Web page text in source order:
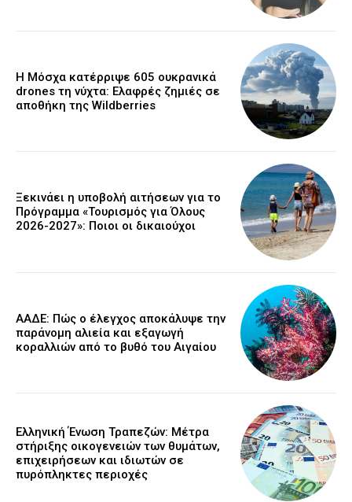
Η Μόσχα κατέρριψε 605 ουκρανικά
drones τη νύχτα: Ελαφρές ζημιές σε
αποθήκη της Wildberries
Ξεκινάει η υποβολή αιτήσεων για το
Πρόγραμμα «Τουρισμός για Όλους
2026-2027»: Ποιοι οι δικαιούχοι
ΑΑΔΕ: Πώς ο έλεγχος αποκάλυψε την
παράνομη αλιεία και εξαγωγή
κοραλλιών από το βυθό του Αιγαίου
Ελληνική Ένωση Τραπεζών: Μέτρα
στήριξης οικογενειών των θυμάτων,
επιχειρήσεων και ιδιωτών σε
πυρόπληκτες περιοχές